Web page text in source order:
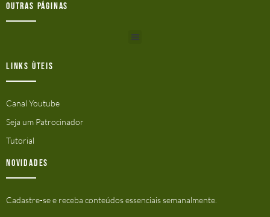
Outras Páginas
Links ùteis
Canal Youtube
Seja um Patrocinador
Tutorial
Novidades
Cadastre-se e receba conteúdos essenciais semanalmente.